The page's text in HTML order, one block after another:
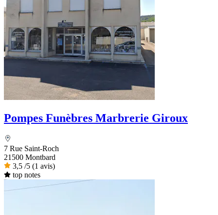
Pompes Funèbres Marbrerie Giroux
7 Rue Saint-Roch
21500 Montbard
3,5 /5 (1 avis)
top notes